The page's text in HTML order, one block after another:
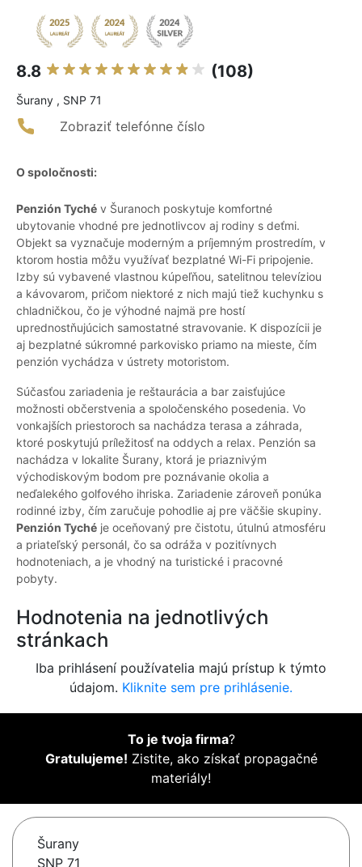
8.8 (108)
Šurany , SNP 71
Zobraziť telefónne číslo
O spoločnosti:
Penzión Tyché v Šuranoch poskytuje komfortné
ubytovanie vhodné pre jednotlivcov aj rodiny s deťmi.
Objekt sa vyznačuje moderným a príjemným prostredím, v
ktorom hostia môžu využívať bezplatné Wi-Fi pripojenie.
Izby sú vybavené vlastnou kúpeľňou, satelitnou televíziou
a kávovarom, pričom niektoré z nich majú tiež kuchynku s
chladničkou, čo je výhodné najmä pre hostí
uprednostňujúcich samostatné stravovanie. K dispozícii je
aj bezplatné súkromné parkovisko priamo na mieste, čím
penzión vychádza v ústrety motoristom.
Súčasťou zariadenia je reštaurácia a bar zaisťujúce
možnosti občerstvenia a spoločenského posedenia. Vo
vonkajších priestoroch sa nachádza terasa a záhrada,
ktoré poskytujú príležitosť na oddych a relax. Penzión sa
nachádza v lokalite Šurany, ktorá je priaznivým
východiskovým bodom pre poznávanie okolia a
neďalekého golfového ihriska. Zariadenie zároveň ponúka
rodinné izby, čím zaručuje pohodlie aj pre väčšie skupiny.
Penzión Tyché je oceňovaný pre čistotu, útulnú atmosféru
a priateľský personál, čo sa odráža v pozitívnych
hodnoteniach, a je vhodný na turistické i pracovné
pobyty.
Hodnotenia na jednotlivých
stránkach
Iba prihlásení používatelia majú prístup k týmto
údajom. Kliknite sem pre prihlásenie.
To je tvoja firma?
Gratulujeme! Zistite, ako získať propagačné
materiály!
Šurany
SNP 71